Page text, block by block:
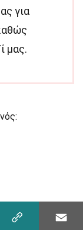
για
μας.